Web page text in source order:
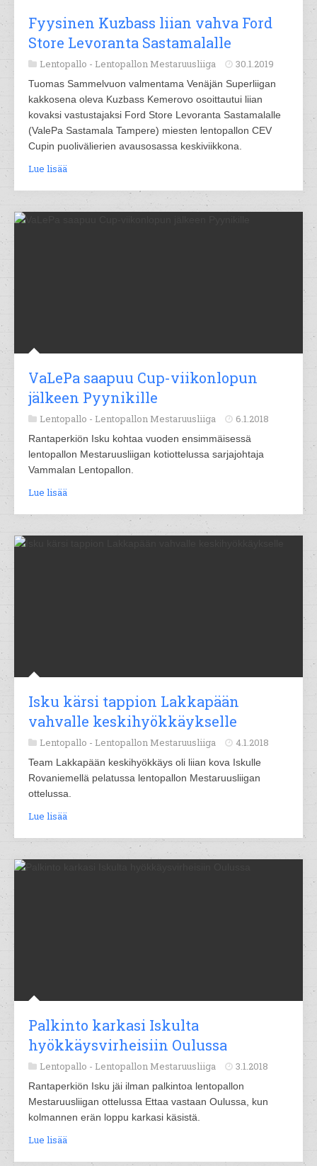
Fyysinen Kuzbass liian vahva Ford
Store Levoranta Sastamalalle
Lentopallo - Lentopallon Mestaruusliiga 30.1.2019
Tuomas Sammelvuon valmentama Venäjän Superliigan
kakkosena oleva Kuzbass Kemerovo osoittautui liian
kovaksi vastustajaksi Ford Store Levoranta Sastamalalle
(ValePa Sastamala Tampere) miesten lentopallon CEV
Cupin puolivälierien avausosassa keskiviikkona.
Lue lisää
VaLePa saapuu Cup-viikonlopun
jälkeen Pyynikille
Lentopallo - Lentopallon Mestaruusliiga 6.1.2018
Rantaperkiön Isku kohtaa vuoden ensimmäisessä
lentopallon Mestaruusliigan kotiottelussa sarjajohtaja
Vammalan Lentopallon.
Lue lisää
Isku kärsi tappion Lakkapään
vahvalle keskihyökkäykselle
Lentopallo - Lentopallon Mestaruusliiga 4.1.2018
Team Lakkapään keskihyökkäys oli liian kova Iskulle
Rovaniemellä pelatussa lentopallon Mestaruusliigan
ottelussa.
Lue lisää
Palkinto karkasi Iskulta
hyökkäysvirheisiin Oulussa
Lentopallo - Lentopallon Mestaruusliiga 3.1.2018
Rantaperkiön Isku jäi ilman palkintoa lentopallon
Mestaruusliigan ottelussa Ettaa vastaan Oulussa, kun
kolmannen erän loppu karkasi käsistä.
Lue lisää